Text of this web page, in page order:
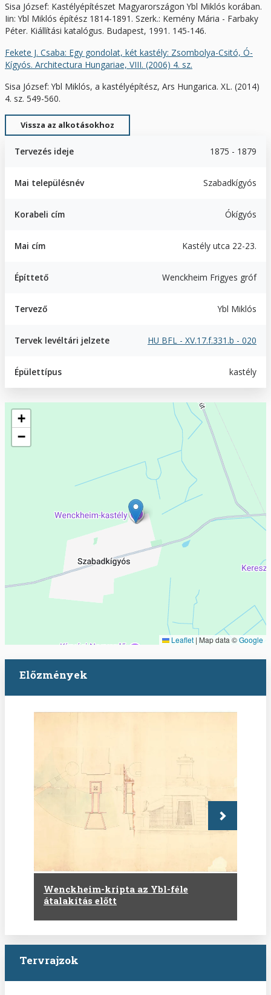
Sisa József: Kastélyépítészet Magyarországon Ybl Miklós korában.
Iin: Ybl Miklós építész 1814-1891. Szerk.: Kemény Mária - Farbaky
Péter. Kiállítási katalógus. Budapest, 1991. 145-146.
Fekete J. Csaba: Egy gondolat, két kastély: Zsombolya-Csitó, Ó-
Kígyós. Architectura Hungariae, VIII. (2006) 4. sz.
Sisa József: Ybl Miklós, a kastélyépítész, Ars Hungarica. XL. (2014)
4. sz. 549-560.
Vissza az alkotásokhoz
Tervezés ideje 1875 - 1879
Mai településnév Szabadkígyós
Korabeli cím Ókígyós
Mai cím Kastély utca 22-23.
Építtető Wenckheim Frigyes gróf
Tervező Ybl Miklós
Tervek levéltári jelzete HU BFL - XV.17.f.331.b - 020
Épülettípus kastély
Geofield
+
−
Leaflet | Map data ©Google
Előzmények
Wenckheim-kripta az Ybl-féle
átalakítás előtt
Következő
Tervrajzok